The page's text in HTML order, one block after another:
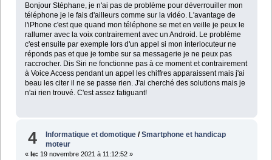
Bonjour Stéphane, je n'ai pas de problème pour déverrouiller mon
téléphone je le fais d'ailleurs comme sur la vidéo. L'avantage de
l'iPhone c'est que quand mon téléphone se met en veille je peux le
rallumer avec la voix contrairement avec un Android. Le problème
c'est ensuite par exemple lors d'un appel si mon interlocuteur ne
réponds pas et que je tombe sur sa messagerie je ne peux pas
raccrocher. Dis Siri ne fonctionne pas à ce moment et contrairement
à Voice Access pendant un appel les chiffres apparaissent mais j'ai
beau les citer il ne se passe rien. J'ai cherché des solutions mais je
n'ai rien trouvé. C'est assez fatiguant!
4 Informatique et domotique /Smartphone et handicap
moteur
« le: 19 novembre 2021 à 11:12:52 »